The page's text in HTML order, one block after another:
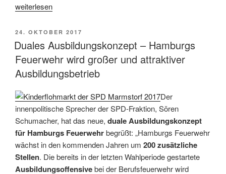
„Moderne
Hamburg
–
Gute
Rahmenbedingungen
für
die
Ausbildung“
weiterlesen
VERÖFFENTLICHT
AM
24. OKTOBER 2017
Duales Ausbildungskonzept – Hamburgs
Feuerwehr wird großer und attraktiver
Ausbildungsbetrieb
Der
innenpolitische Sprecher der SPD-Fraktion, Sören
Schumacher, hat das neue, duale Ausbildungskonzept
für Hamburgs Feuerwehrbegrüßt: „Hamburgs Feuerwehr
wächst in den kommenden Jahren um 200 zusätzliche
Stellen. Die bereits in der letzten Wahlperiode gestartete
Ausbildungsoffensivebei der Berufsfeuerwehr wird